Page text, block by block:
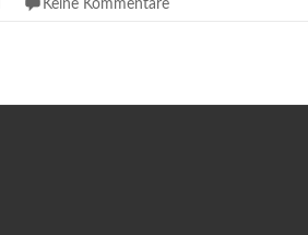
Keine Kommentare